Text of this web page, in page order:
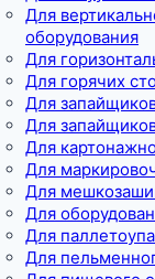
Для
оборудования
Для
Для горячих
Для
Для
Для
Для
Для
Для
Для
Для